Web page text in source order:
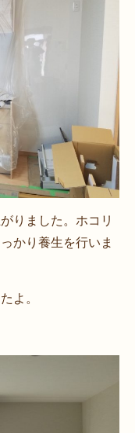
りました。ホコリ
かり養生を行いま
よ。